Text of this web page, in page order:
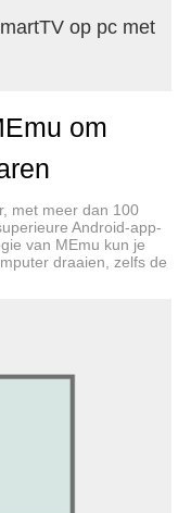
op pc met
om
met meer dan 100
Android-app-
van MEmu kun je
draaien, zelfs de